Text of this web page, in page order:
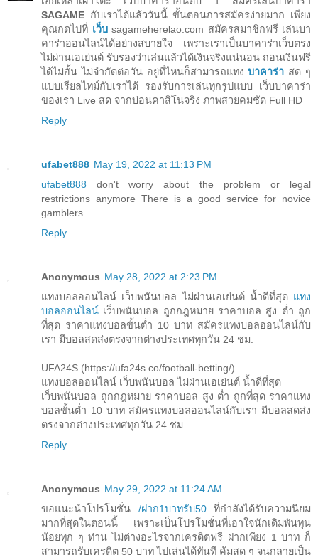
SAGAME กับเราได้แล้ววันนี้ ขั้นตอนการสมัครง่ายมาก เพียง
คุณกดไปที่ เว็บ sagameherelao.com สมัครสมาชิกฟรี เล่นบา
คาร่าออนไลน์ได้อย่างสบายใจ เพราะเราเป็นบาคาร่าเว็บตรง
ไม่ผ่านเอเย่นต์ รับรองว่าเล่นแล้วได้เงินจริงแน่นอน ถอนเงินฟรี
ได้ไม่อั้น ไม่จำกัดต่อวัน อยู่ที่ไหนก็สามารถแทง บาคาร่า สด ๆ
แบบเรียลไทม์กับเราได้ รองรับการเล่นทุกรูปแบบ เว็บบาคาร่า
ของเรา Live สด จากบ่อนคาสิโนจริง ภาพสวยคมชัด Full HD
Reply
ufabet888 May 19, 2022 at 11:13 PM
ufabet888 don't worry about the problem or legal
restrictions anymore There is a good service for novice
gamblers.
Reply
Anonymous May 28, 2022 at 2:23 PM
แทงบอลออนไลน์ เว็บพนันบอล ไม่ผ่านเอเย่นต์ น้ำดีที่สุด แทง
บอลออนไลน์ เว็บพนันบอล ถูกกฎหมาย ราคาบอล สูง ต่ำ ถูก
ที่สุด ราคาแทงบอลขั้นต่ำ 10 บาท สมัครแทงบอลออนไลน์กับ
เรา มีบอลสดส่งตรงจากต่างประเทศทุกวัน 24 ชม.
UFA24S (https://ufa24s.co/football-betting/)
แทงบอลออนไลน์ เว็บพนันบอล ไม่ผ่านเอเย่นต์ น้ำดีที่สุด
เว็บพนันบอล ถูกกฎหมาย ราคาบอล สูง ต่ำ ถูกที่สุด ราคาแทง
บอลขั้นต่ำ 10 บาท สมัครแทงบอลออนไลน์กับเรา มีบอลสดส่ง
ตรงจากต่างประเทศทุกวัน 24 ชม.
Reply
Anonymous May 29, 2022 at 11:24 AM
ขอแนะนำโปรโมชั่น /ฝาก1บาทรับ50ที่กำลังได้รับความนิยม
มากที่สุดในตอนนี้ เพราะเป็นโปรโมชั่นที่เอาใจนักเดิมพันทุน
น้อยทุก ๆ ท่าน ไม่ต่างอะไรจากเครดิตฟรี ฝากเพียง 1 บาท ก็
สามารถรับเครดิต 50 บาท ไปเล่นได้ทันที คุ้มสุด ๆ จนกลายเป็น